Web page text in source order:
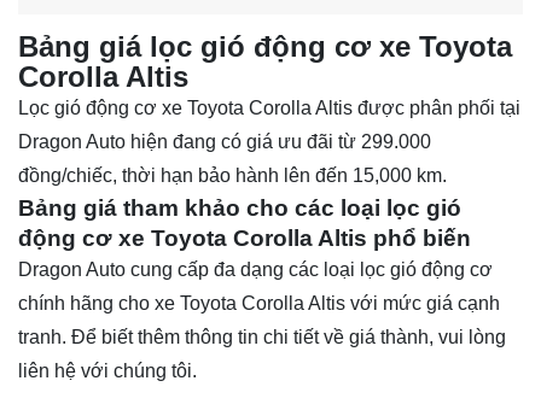
Bảng giá lọc gió động cơ xe Toyota
Corolla Altis
Lọc gió động cơ xe Toyota Corolla Altis được phân phối tại
Dragon Auto hiện đang có giá ưu đãi từ 299.000
đồng/chiếc, thời hạn bảo hành lên đến 15,000 km.
Bảng giá tham khảo cho các loại lọc gió
động cơ xe Toyota Corolla Altis phổ biến
Dragon Auto cung cấp đa dạng các loại lọc gió động cơ
chính hãng cho xe Toyota Corolla Altis với mức giá cạnh
tranh. Để biết thêm thông tin chi tiết về giá thành, vui lòng
liên hệ với chúng tôi.